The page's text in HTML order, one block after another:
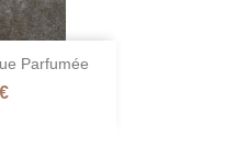
Parfumée